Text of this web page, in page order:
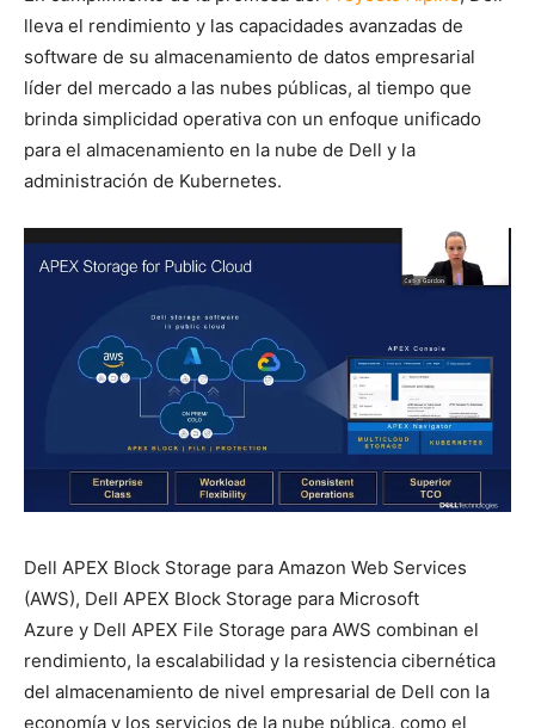
lleva el rendimiento y las capacidades avanzadas de
software de su almacenamiento de datos empresarial
líder del mercado a las nubes públicas, al tiempo que
brinda simplicidad operativa con un enfoque unificado
para el almacenamiento en la nube de Dell y la
administración de Kubernetes.
Dell APEX Block Storage para Amazon Web Services
(AWS), Dell APEX Block Storage para Microsoft
Azure y Dell APEX File Storage para AWS combinan el
rendimiento, la escalabilidad y la resistencia cibernética
del almacenamiento de nivel empresarial de Dell con la
economía y los servicios de la nube pública, como el